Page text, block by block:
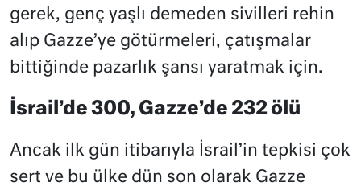
gerek, genç yaşlı demeden sivilleri rehin
alıp Gazze’ye götürmeleri, çatışmalar
bittiğinde pazarlık şansı yaratmak için.
İsrail’de 300, Gazze’de 232 ölü
Ancak ilk gün itibarıyla İsrail’in tepkisi çok
sert ve bu ülke dün son olarak Gazze